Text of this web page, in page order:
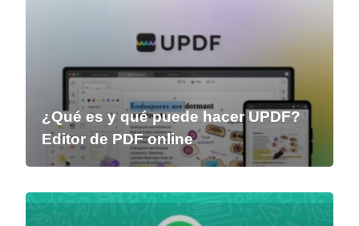
¿Qué es y qué puede hacer UPDF?
Editor de PDF online